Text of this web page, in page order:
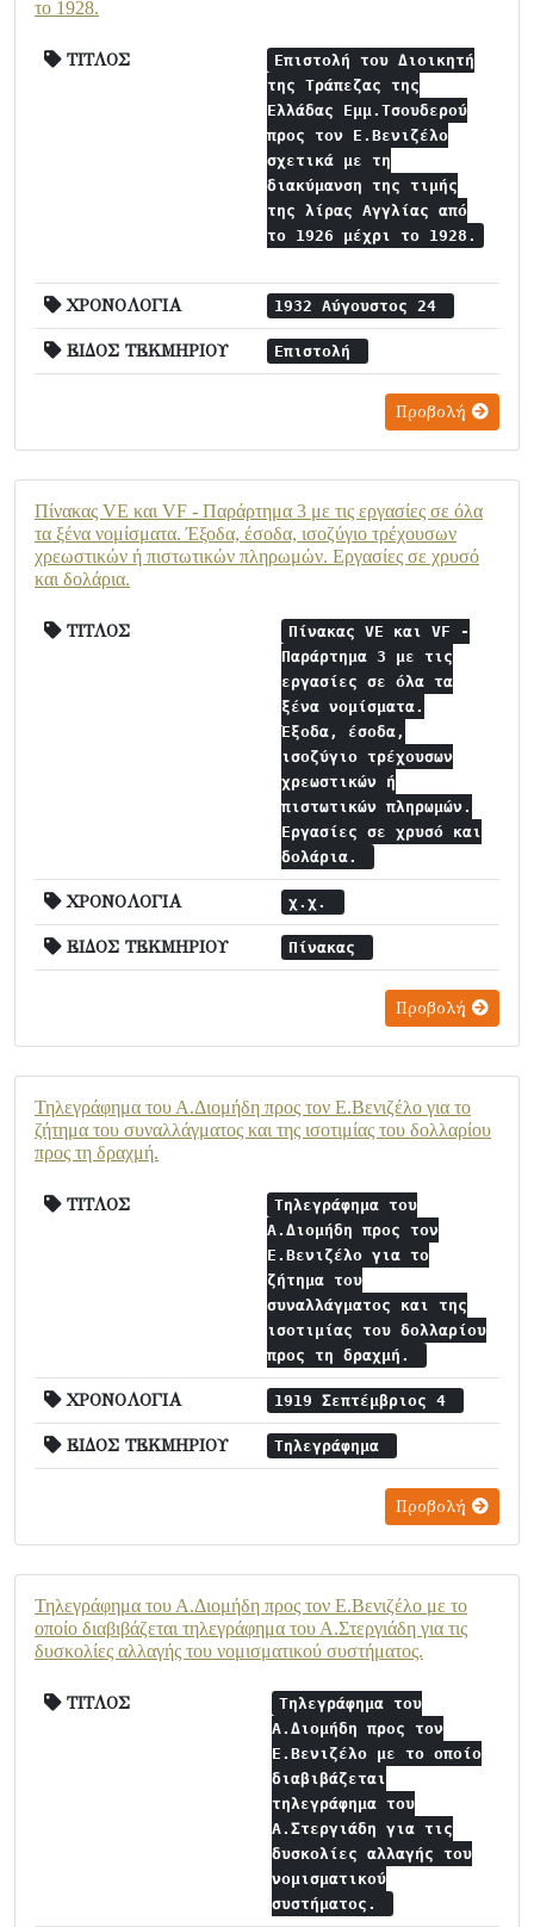
το 1928.
ΤΙΤΛΟΣ
Επιστολή του Διοικητή
της Τράπεζας της
Ελλάδας Εμμ.Τσουδερού
προς τον Ε.Βενιζέλο
σχετικά με τη
διακύμανση της τιμής
της λίρας Αγγλίας από
το 1926 μέχρι το 1928.
ΧΡΟΝΟΛΟΓΙΑ 1932 Αύγουστος 24
ΕΙΔΟΣ ΤΕΚΜΗΡΙΟΥ Επιστολή
Προβολή
Πίνακας VE και VF - Παράρτημα 3 με τις εργασίες σε όλα
τα ξένα νομίσματα. Έξοδα, έσοδα, ισοζύγιο τρέχουσων
χρεωστικών ή πιστωτικών πληρωμών. Εργασίες σε χρυσό
και δολάρια.
ΤΙΤΛΟΣ
Πίνακας VE και VF -
Παράρτημα 3 με τις
εργασίες σε όλα τα
ξένα νομίσματα.
Έξοδα, έσοδα,
ισοζύγιο τρέχουσων
χρεωστικών ή
πιστωτικών πληρωμών.
Εργασίες σε χρυσό και
δολάρια.
ΧΡΟΝΟΛΟΓΙΑ χ.χ.
ΕΙΔΟΣ ΤΕΚΜΗΡΙΟΥ Πίνακας
Προβολή
Τηλεγράφημα του Α.Διομήδη προς τον Ε.Βενιζέλο για το
ζήτημα του συναλλάγματος και της ισοτιμίας του δολλαρίου
προς τη δραχμή.
ΤΙΤΛΟΣ
Τηλεγράφημα του
Α.Διομήδη προς τον
Ε.Βενιζέλο για το
ζήτημα του
συναλλάγματος και της
ισοτιμίας του δολλαρίου
προς τη δραχμή.
ΧΡΟΝΟΛΟΓΙΑ 1919 Σεπτέμβριος 4
ΕΙΔΟΣ ΤΕΚΜΗΡΙΟΥ Τηλεγράφημα
Προβολή
Τηλεγράφημα του Α.Διομήδη προς τον Ε.Βενιζέλο με το
οποίο διαβιβάζεται τηλεγράφημα του Α.Στεργιάδη για τις
δυσκολίες αλλαγής του νομισματικού συστήματος.
ΤΙΤΛΟΣ
Τηλεγράφημα του
Α.Διομήδη προς τον
Ε.Βενιζέλο με το οποίο
διαβιβάζεται
τηλεγράφημα του
Α.Στεργιάδη για τις
δυσκολίες αλλαγής του
νομισματικού
συστήματος.